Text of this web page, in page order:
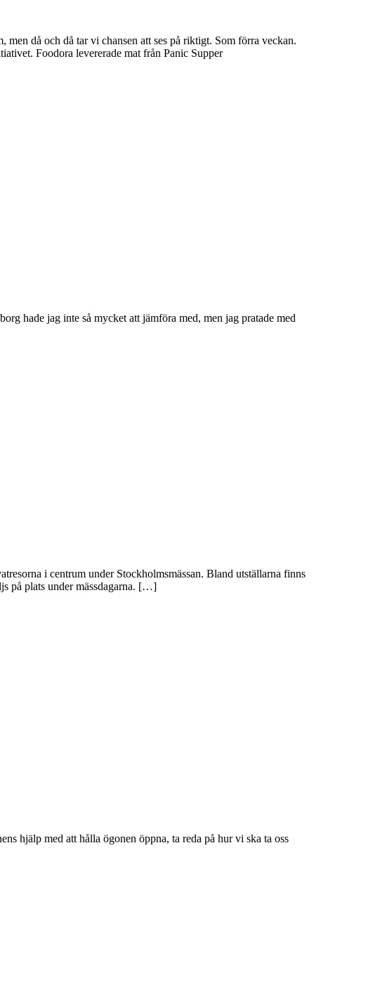
då och då tar vi chansen att ses på riktigt. Som förra veckan.
Foodora levererade mat från Panic Supper
hade jag inte så mycket att jämföra med, men jag pratade med
i centrum under Stockholmsmässan. Bland utställarna finns
på plats under mässdagarna. […]
hjälp med att hålla ögonen öppna, ta reda på hur vi ska ta oss